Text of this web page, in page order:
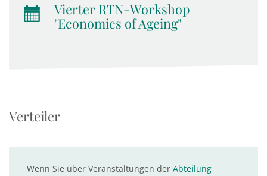
Vierter RTN-Workshop
"Economics of Ageing"
Verteiler
Wenn Sie über Veranstaltungen der Abteilung